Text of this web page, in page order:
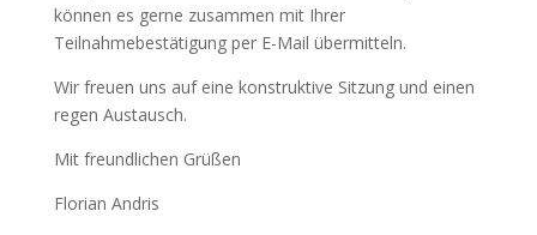
können es gerne zusammen mit Ihrer
Teilnahmebestätigung per E-Mail übermitteln.
Wir freuen uns auf eine konstruktive Sitzung und einen
regen Austausch.
Mit freundlichen Grüßen
Florian Andris